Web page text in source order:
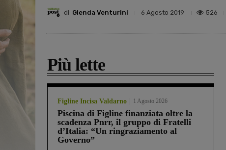
di Glenda Venturini 6 Agosto 2019 526
Più lette
Figline Incisa Valdarno 1 Agosto 2026
Piscina di Figline finanziata oltre la
scadenza Pnrr, il gruppo di Fratelli
d’Italia: “Un ringraziamento al
Governo”